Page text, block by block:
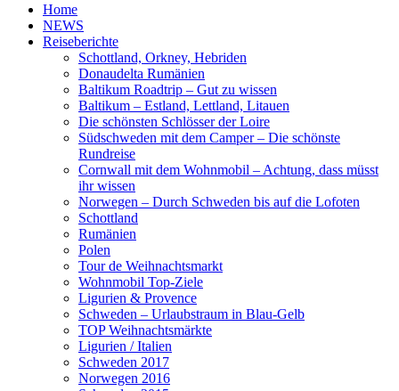
Home
NEWS
Reiseberichte
Schottland, Orkney, Hebriden
Donaudelta Rumänien
Baltikum Roadtrip – Gut zu wissen
Baltikum – Estland, Lettland, Litauen
Die schönsten Schlösser der Loire
Südschweden mit dem Camper – Die schönste
Rundreise
Cornwall mit dem Wohnmobil – Achtung, dass müsst
ihr wissen
Norwegen – Durch Schweden bis auf die Lofoten
Schottland
Rumänien
Polen
Tour de Weihnachtsmarkt
Wohnmobil Top-Ziele
Ligurien & Provence
Schweden – Urlaubstraum in Blau-Gelb
TOP Weihnachtsmärkte
Ligurien / Italien
Schweden 2017
Norwegen 2016